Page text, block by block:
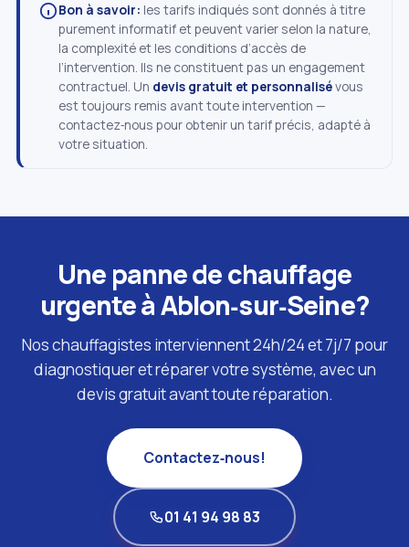
Bon à savoir: les tarifs indiqués sont donnés à titre
purement informatif et peuvent varier selon la nature,
la complexité et les conditions d’accès de
l’intervention. Ils ne constituent pas un engagement
contractuel. Un devis gratuit et personnalisévous
est toujours remis avant toute intervention —
contactez‑nous pour obtenir un tarif précis, adapté à
votre situation.
Une panne de chauffage
urgente à Ablon‑sur‑Seine?
Nos chauffagistes interviennent 24h/24 et 7j/7 pour
diagnostiquer et réparer votre système, avec un
devis gratuit avant toute réparation.
Contactez‑nous!
01 41 94 98 83